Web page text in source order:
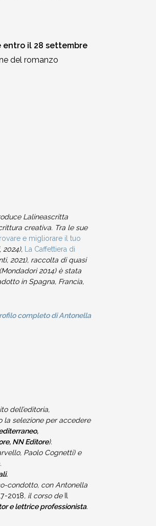
entro il 28 settembre
del romanzo
Lalineascritta
creativa. Tra le sue
e migliorare il tuo
2024),
La Caffettiera di
2021), raccolta di quasi
(Mondadori 2014) è stata
in Spagna, Francia,
completo di Antonella
dell’editoria,
la selezione per accedere
NN Editore).
Paolo Cognetti) e
condotto, con Antonella
2018, il corso de
e lettrice professionista.